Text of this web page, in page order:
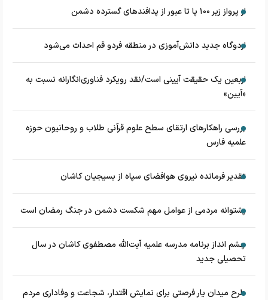
از پرواز زیر ۱۰۰ پا تا عبور از پدافند‌های گسترده دشمن
اردوگاه جدید دانش‌آموزی در منطقه فردو قم احداث می‌شود
اربعین یک حقیقت آیینی است/نقد رویکرد فناوری‌انگارانه نسبت به
«آیین»
بررسی راهکارهای ارتقای سطح علوم قرآنی طلاب و روحانیون حوزه
علمیه فارس
تقدیر فرمانده نیروی هوافضای سپاه از بسیجیان کاشان
پشتوانه مردمی از عوامل مهم شکست دشمن در جنگ رمضان است
چشم‌ انداز برنامه مدرسه علمیه آیت‌الله مصطفوی کاشان در سال
تحصیلی جدید
طرح میدان یار فرصتی برای نمایش اقتدار، شجاعت و وفاداری مردم